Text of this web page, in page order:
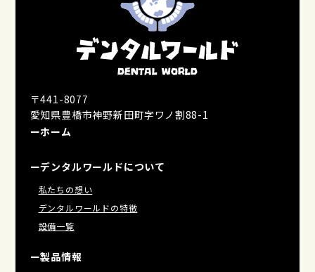
〒441-8077
愛知県豊橋市神野新田町字ワノ割88-1
ーホーム
ーデンタルワールドについて
私たちの想い
デンタルワールドの特徴
設備一覧
ー製品情報